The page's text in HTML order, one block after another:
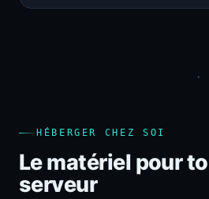
HÉBERGER CHEZ SOI
Le matériel pour
serveur